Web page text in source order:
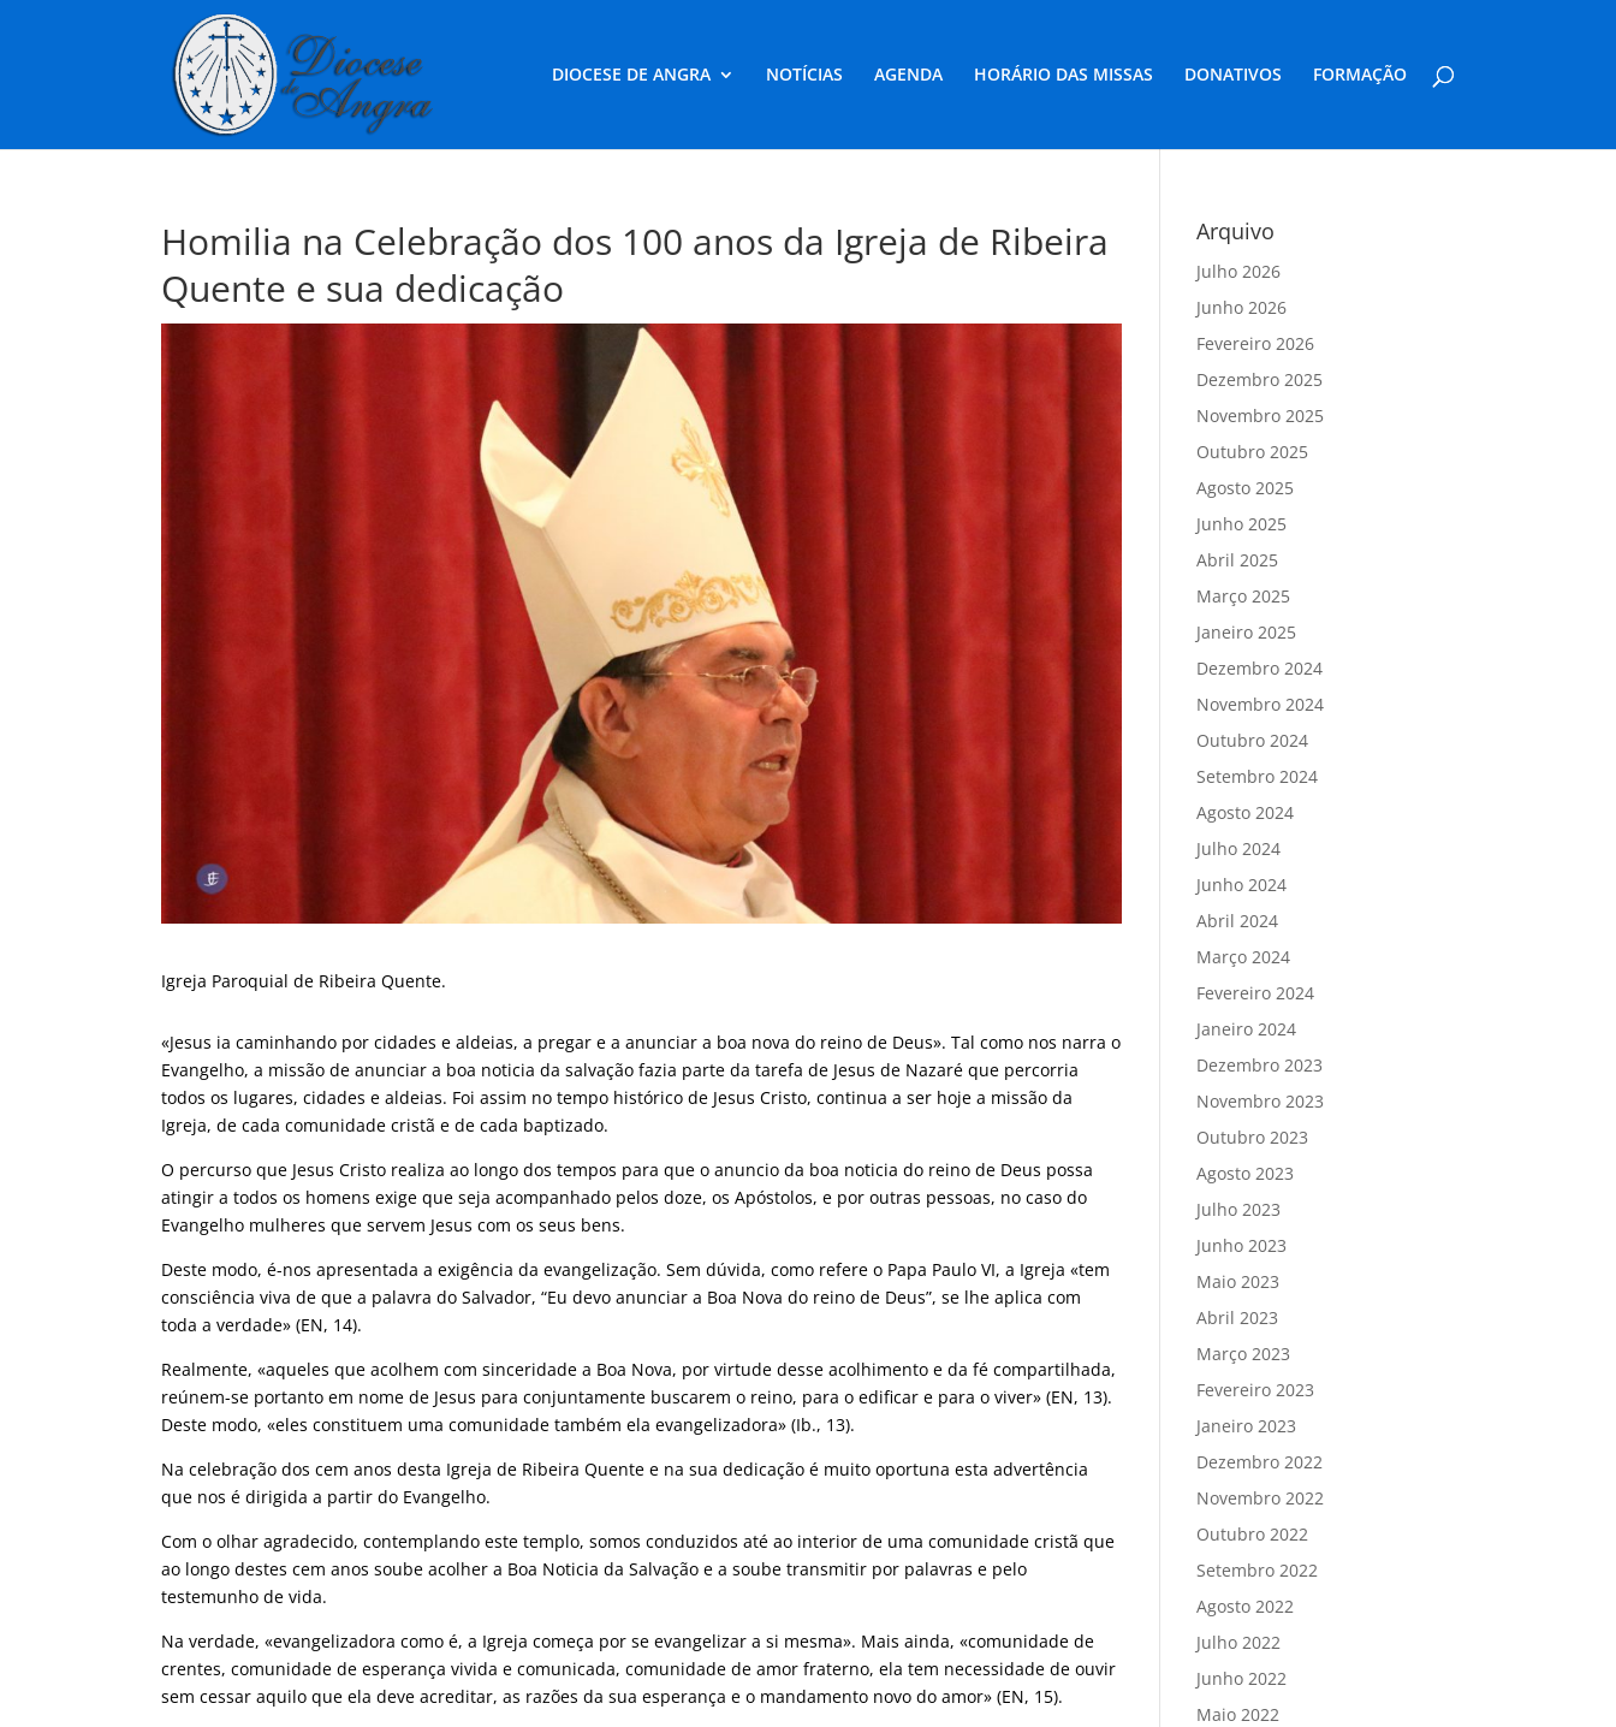
DIOCESE DE ANGRA NOTÍCIAS AGENDA HORÁRIO DAS MISSAS DONATIVOS FORMAÇÃO
Homilia na Celebração dos 100 anos da Igreja de Ribeira
Quente e sua dedicação
Igreja Paroquial de Ribeira Quente.
«Jesus ia caminhando por cidades e aldeias, a pregar e a anunciar a boa nova do reino de Deus». Tal como nos narra o
Evangelho, a missão de anunciar a boa noticia da salvação fazia parte da tarefa de Jesus de Nazaré que percorria
todos os lugares, cidades e aldeias. Foi assim no tempo histórico de Jesus Cristo, continua a ser hoje a missão da
Igreja, de cada comunidade cristã e de cada baptizado.
O percurso que Jesus Cristo realiza ao longo dos tempos para que o anuncio da boa noticia do reino de Deus possa
atingir a todos os homens exige que seja acompanhado pelos doze, os Apóstolos, e por outras pessoas, no caso do
Evangelho mulheres que servem Jesus com os seus bens.
Deste modo, é-nos apresentada a exigência da evangelização. Sem dúvida, como refere o Papa Paulo VI, a Igreja «tem
consciência viva de que a palavra do Salvador, “Eu devo anunciar a Boa Nova do reino de Deus”, se lhe aplica com
toda a verdade» (EN, 14).
Realmente, «aqueles que acolhem com sinceridade a Boa Nova, por virtude desse acolhimento e da fé compartilhada,
reúnem-se portanto em nome de Jesus para conjuntamente buscarem o reino, para o edificar e para o viver» (EN, 13).
Deste modo, «eles constituem uma comunidade também ela evangelizadora» (Ib., 13).
Na celebração dos cem anos desta Igreja de Ribeira Quente e na sua dedicação é muito oportuna esta advertência
que nos é dirigida a partir do Evangelho.
Com o olhar agradecido, contemplando este templo, somos conduzidos até ao interior de uma comunidade cristã que
ao longo destes cem anos soube acolher a Boa Noticia da Salvação e a soube transmitir por palavras e pelo
testemunho de vida.
Na verdade, «evangelizadora como é, a Igreja começa por se evangelizar a si mesma». Mais ainda, «comunidade de
crentes, comunidade de esperança vivida e comunicada, comunidade de amor fraterno, ela tem necessidade de ouvir
sem cessar aquilo que ela deve acreditar, as razões da sua esperança e o mandamento novo do amor» (EN, 15).
Arquivo
Julho 2026
Junho 2026
Fevereiro 2026
Dezembro 2025
Novembro 2025
Outubro 2025
Agosto 2025
Junho 2025
Abril 2025
Março 2025
Janeiro 2025
Dezembro 2024
Novembro 2024
Outubro 2024
Setembro 2024
Agosto 2024
Julho 2024
Junho 2024
Abril 2024
Março 2024
Fevereiro 2024
Janeiro 2024
Dezembro 2023
Novembro 2023
Outubro 2023
Agosto 2023
Julho 2023
Junho 2023
Maio 2023
Abril 2023
Março 2023
Fevereiro 2023
Janeiro 2023
Dezembro 2022
Novembro 2022
Outubro 2022
Setembro 2022
Agosto 2022
Julho 2022
Junho 2022
Maio 2022